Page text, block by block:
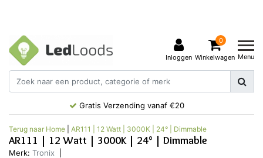
Inloggen
0
Winkelwagen Menu
Gratis Verzending vanaf €20
Terug naar Home AR111 | 12 Watt | 3000K | 24° | Dimmable
AR111 | 12 Watt | 3000K | 24° | Dimmable
Merk: Tronix